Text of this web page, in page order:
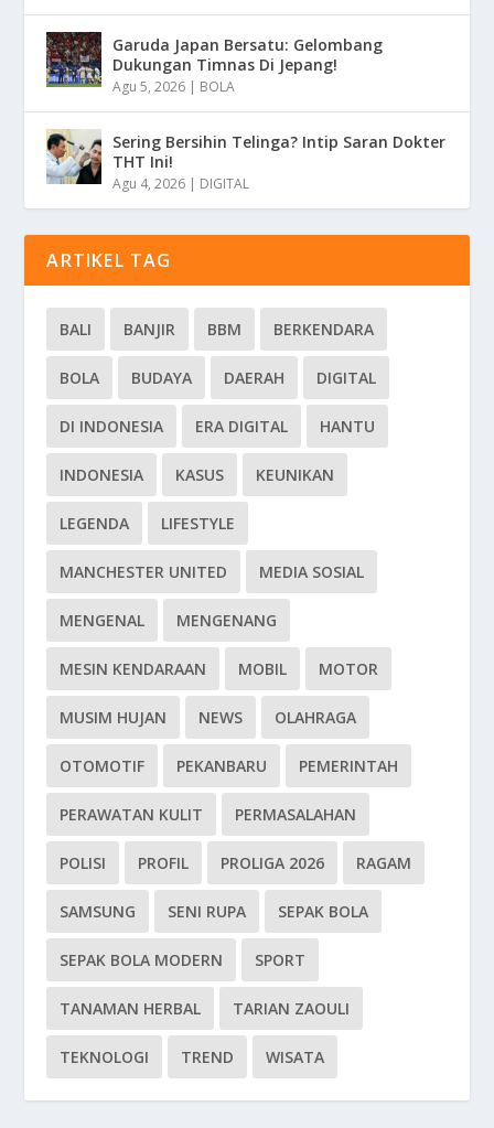
Garuda Japan Bersatu: Gelombang
Dukungan Timnas Di Jepang!
Agu 5, 2026 | BOLA
Sering Bersihin Telinga? Intip Saran Dokter
THT Ini!
Agu 4, 2026 | DIGITAL
ARTIKEL TAG
BALI BANJIR BBM BERKENDARA
BOLA BUDAYA DAERAH DIGITAL
DI INDONESIA ERA DIGITAL HANTU
INDONESIA KASUS KEUNIKAN
LEGENDA LIFESTYLE
MANCHESTER UNITED MEDIA SOSIAL
MENGENAL MENGENANG
MESIN KENDARAAN MOBIL MOTOR
MUSIM HUJAN NEWS OLAHRAGA
OTOMOTIF PEKANBARU PEMERINTAH
PERAWATAN KULIT PERMASALAHAN
POLISI PROFIL PROLIGA 2026 RAGAM
SAMSUNG SENI RUPA SEPAK BOLA
SEPAK BOLA MODERN SPORT
TANAMAN HERBAL TARIAN ZAOULI
TEKNOLOGI TREND WISATA